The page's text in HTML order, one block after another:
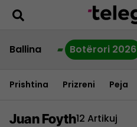
Ballina Botërori 2026
Prishtina Prizreni Peja
Juan Foyth12 Artikuj